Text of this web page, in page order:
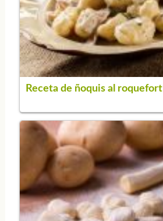
Receta de ñoquis al roquefort